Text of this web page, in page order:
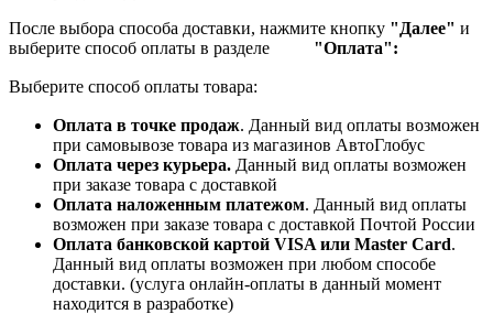
После выбора способа доставки, нажмите кнопку "Далее" и
выберите способ оплаты в разделе "Оплата":
Выберите способ оплаты товара:
Оплата в точке продаж. Данный вид оплаты возможен
при самовывозе товара из магазинов АвтоГлобус
Оплата через курьера. Данный вид оплаты возможен
при заказе товара с доставкой
Оплата наложенным платежом. Данный вид оплаты
возможен при заказе товара с доставкой Почтой России
Оплата банковской картой VISA или Master Card.
Данный вид оплаты возможен при любом способе
доставки. (услуга онлайн-оплаты в данный момент
находится в разработке)